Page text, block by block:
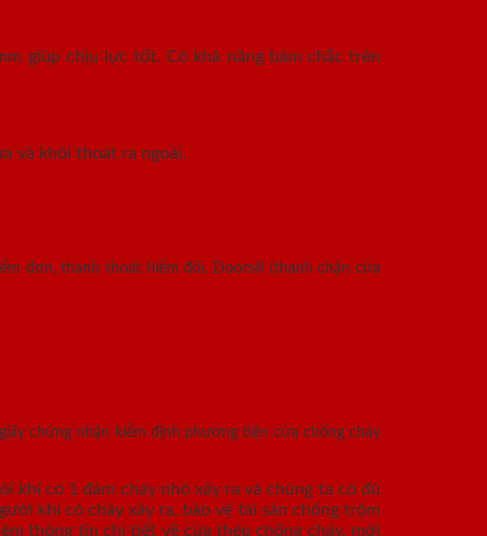
giúp chịu lực tốt. Có khả năng bám chắc trên
và khói thoát ra ngoài.
đơn, thanh thoát hiểm đôi, Doorsill (thanh chặn cửa
chứng nhận kiểm định phương tiện cửa chống cháy
khi có 1 đám cháy nhỏ xảy ra và chúng ta có đủ
khi có cháy xảy ra, bảo vệ tài sản chống trộm
thông tin chi tiết về cửa thép chống cháy, mời